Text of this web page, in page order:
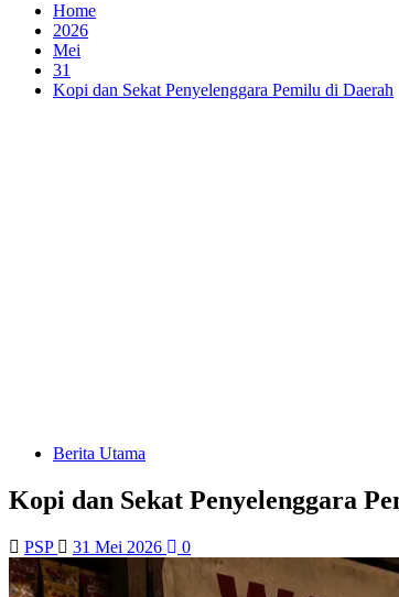
Home
2026
Mei
31
Kopi dan Sekat Penyelenggara Pemilu di Daerah
Berita Utama
Kopi dan Sekat Penyelenggara
PSP 31 Mei 2026 0